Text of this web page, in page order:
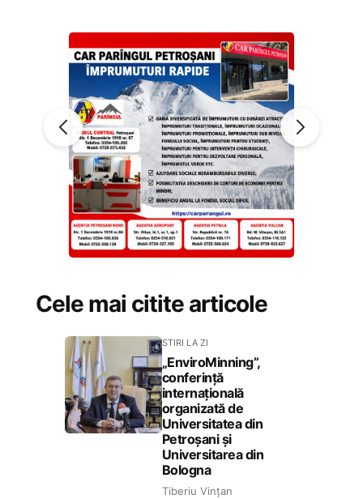
Cele mai citite articole
STIRI LA ZI
„EnviroMinning”,
conferință
internațională
organizată de
Universitatea din
Petroșani și
Universitarea din
Bologna
Tiberiu Vințan